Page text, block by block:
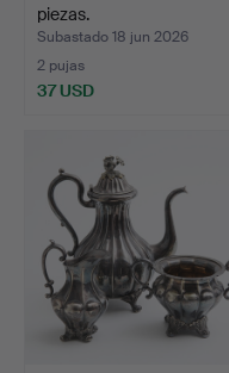
piezas.
Subastado 18 jun 2026
2 pujas
37 USD